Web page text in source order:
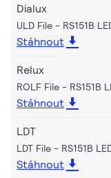
Dialux
ULD File - RS151B
Stáhnout
Relux
ROLF File - RS151B
Stáhnout
LDT
LDT File - RS151B
Stáhnout